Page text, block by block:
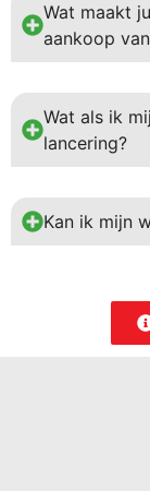
Wat maakt
aankoop
Wat als ik
lancering?
Kan ik mijn